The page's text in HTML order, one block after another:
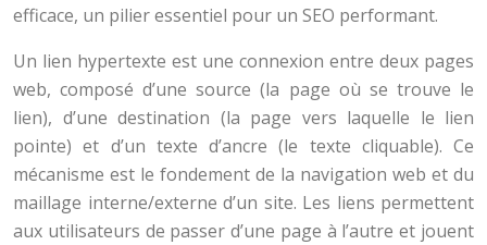
efficace, un pilier essentiel pour un SEO performant.
Un lien hypertexte est une connexion entre deux pages
web, composé d’une source (la page où se trouve le
lien), d’une destination (la page vers laquelle le lien
pointe) et d’un texte d’ancre (le texte cliquable). Ce
mécanisme est le fondement de la navigation web et du
maillage interne/externe d’un site. Les liens permettent
aux utilisateurs de passer d’une page à l’autre et jouent